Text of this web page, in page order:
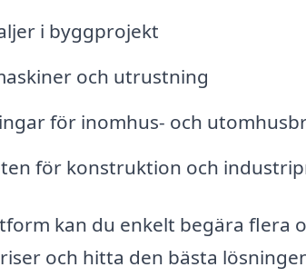
i byggprojekt
och utrustning
för inomhus- och
för konstruktion och
kan du enkelt begära flera
och hitta den bästa